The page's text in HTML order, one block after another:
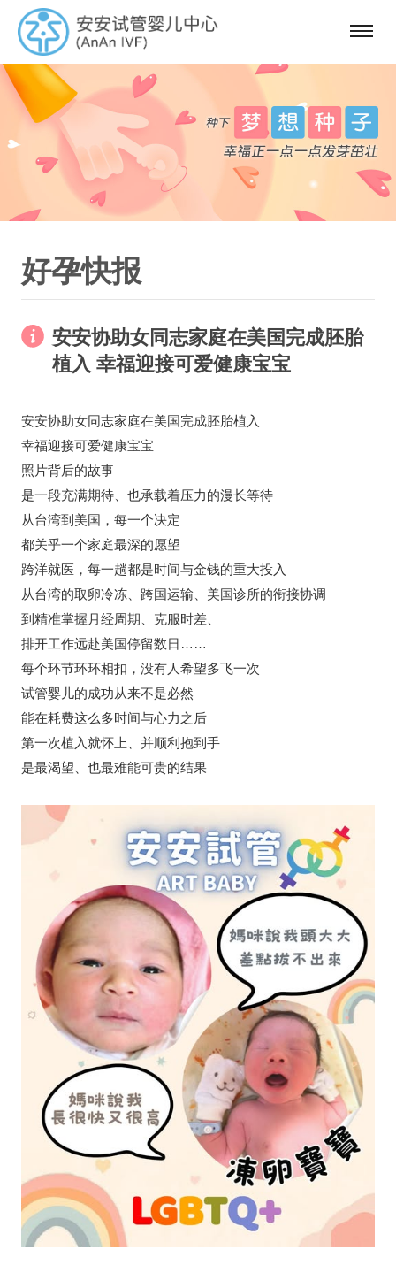
选
好孕快报
安安协助女同志家庭在美国完成胚胎
植入 幸福迎接可爱健康宝宝
安安协助女同志家庭在美国完成胚胎植入
幸福迎接可爱健康宝宝
照片背后的故事
是一段充满期待、也承载着压力的漫长等待
从台湾到美国，每一个决定
都关乎一个家庭最深的愿望
跨洋就医，每一趟都是时间与金钱的重大投入
从台湾的取卵冷冻、跨国运输、美国诊所的衔接协调
到精准掌握月经周期、克服时差、
排开工作远赴美国停留数日……
每个环节环环相扣，没有人希望多飞一次
试管婴儿的成功从来不是必然
能在耗费这么多时间与心力之后
第一次植入就怀上、并顺利抱到手
是最渴望、也最难能可贵的结果